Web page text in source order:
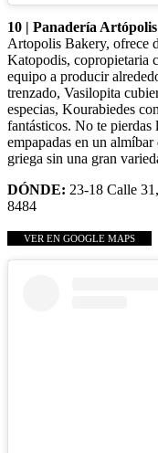
10 | Panadería
Artopolis Bakery, ofrece
Katopodis, copropietaria
equipo a producir
trenzado, Vasilopita
especias, Kourabiedes
fantásticos. No te pierdas
empapadas en un
griega sin una gran
DÓNDE: 23-18 Calle
8484
VER EN GOOGLE MAPS